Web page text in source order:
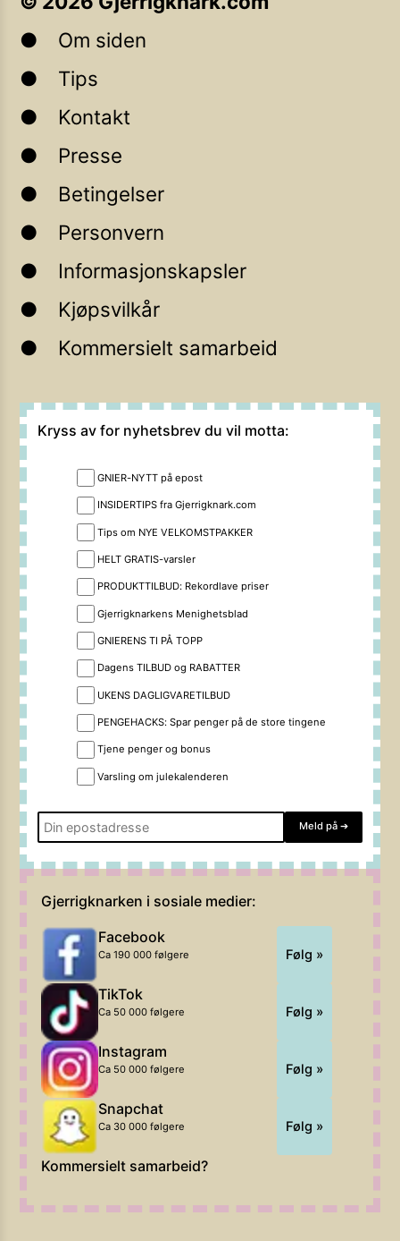
Om siden
Tips
Kontakt
Presse
Betingelser
Personvern
Informasjonskapsler
Kjøpsvilkår
Kommersielt samarbeid
Kryss av for nyhetsbrev du vil motta:
GNIER-NYTT på epost
INSIDERTIPS fra Gjerrigknark.com
Tips om NYE VELKOMSTPAKKER
HELT GRATIS-varsler
PRODUKTTILBUD: Rekordlave priser
Gjerrigknarkens Menighetsblad
GNIERENS TI PÅ TOPP
Dagens TILBUD og RABATTER
UKENS DAGLIGVARETILBUD
PENGEHACKS: Spar penger på de store tingene
Tjene penger og bonus
Varsling om julekalenderen
Meld på ➔
Gjerrigknarken i sosiale medier:
Facebook
Ca 190 000 følgere Følg »
TikTok
Ca 50 000 følgere Følg »
Instagram
Ca 50 000 følgere Følg »
Snapchat
Ca 30 000 følgere Følg »
Kommersielt samarbeid?